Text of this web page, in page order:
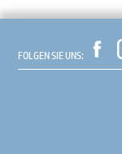
FOLGEN SIE UNS: